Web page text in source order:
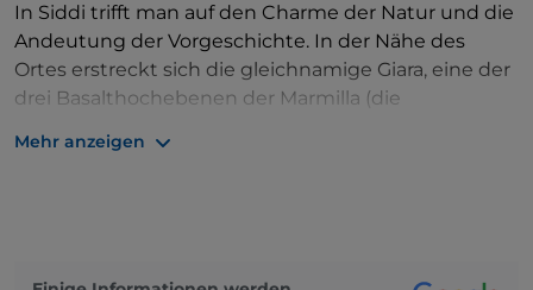
In Siddi trifft man auf den Charme der Natur und die
Andeutung der Vorgeschichte. In der Nähe des
Ortes erstreckt sich die gleichnamige Giara, eine der
drei Basalthochebenen der Marmilla (die
kleinen Pferde). Die Hochebene birgt wahre
Mehr anzeigen